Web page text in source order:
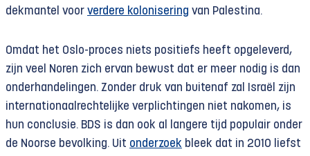
dekmantel voor verdere kolonisering van Palestina.
Omdat het Oslo-proces niets positiefs heeft opgeleverd,
zijn veel Noren zich ervan bewust dat er meer nodig is dan
onderhandelingen. Zonder druk van buitenaf zal Israël zijn
internationaalrechtelijke verplichtingen niet nakomen, is
hun conclusie. BDS is dan ook al langere tijd populair onder
de Noorse bevolking. Uit onderzoek bleek dat in 2010 liefst